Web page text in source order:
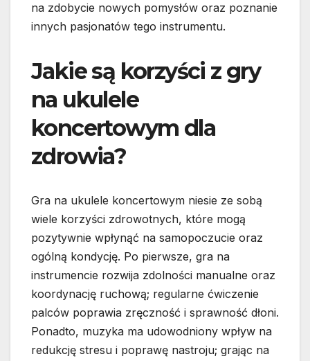
na zdobycie nowych pomysłów oraz poznanie
innych pasjonatów tego instrumentu.
Jakie są korzyści z gry
na ukulele
koncertowym dla
zdrowia?
Gra na ukulele koncertowym niesie ze sobą
wiele korzyści zdrowotnych, które mogą
pozytywnie wpłynąć na samopoczucie oraz
ogólną kondycję. Po pierwsze, gra na
instrumencie rozwija zdolności manualne oraz
koordynację ruchową; regularne ćwiczenie
palców poprawia zręczność i sprawność dłoni.
Ponadto, muzyka ma udowodniony wpływ na
redukcję stresu i poprawę nastroju; grając na